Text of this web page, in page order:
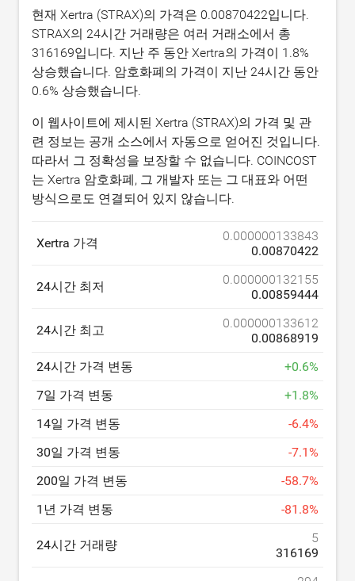
현재 Xertra (STRAX)의 가격은 0.00870422입니다.
STRAX의 24시간 거래량은 여러 거래소에서 총
316169입니다. 지난 주 동안 Xertra의 가격이 1.8%
상승했습니다. 암호화폐의 가격이 지난 24시간 동안
0.6% 상승했습니다.
이 웹사이트에 제시된 Xertra (STRAX)의 가격 및 관
련 정보는 공개 소스에서 자동으로 얻어진 것입니다.
따라서 그 정확성을 보장할 수 없습니다. COINCOST
는 Xertra 암호화폐, 그 개발자 또는 그 대표와 어떤
방식으로도 연결되어 있지 않습니다.
Xertra 가격
0.000000133843
0.00870422
24시간 최저
0.000000132155
0.00859444
24시간 최고
0.000000133612
0.00868919
24시간 가격 변동
+0.6%
7일 가격 변동
+1.8%
14일 가격 변동
-6.4%
30일 가격 변동
-7.1%
200일 가격 변동
-58.7%
1년 가격 변동
-81.8%
24시간 거래량
5
316169